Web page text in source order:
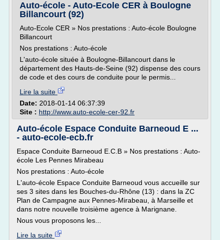
Auto-école - Auto-Ecole CER à Boulogne
Billancourt (92)
Auto-Ecole CER » Nos prestations : Auto-école Boulogne
Billancourt
Nos prestations : Auto-école
L'auto-école située à Boulogne-Billancourt dans le
département des Hauts-de-Seine (92) dispense des cours
de code et des cours de conduite pour le permis...
Lire la suite
Date: 2018-01-14 06:37:39
Site : http://www.auto-ecole-cer-92.fr
Auto-école Espace Conduite Barneoud E ...
- auto-ecole-ecb.fr
Espace Conduite Barneoud E.C.B » Nos prestations : Auto-
école Les Pennes Mirabeau
Nos prestations : Auto-école
L'auto-école Espace Conduite Barneoud vous accueille sur
ses 3 sites dans les Bouches-du-Rhône (13) : dans la ZC
Plan de Campagne aux Pennes-Mirabeau, à Marseille et
dans notre nouvelle troisième agence à Marignane.
Nous vous proposons les...
Lire la suite